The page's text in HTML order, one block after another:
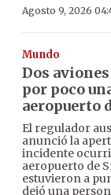
Agosto 9, 2026
Mundo
Dos
por poco
aeropuerto
El regulador
anunció la
incidente
aeropuerto de
estuvieron a
dejó una